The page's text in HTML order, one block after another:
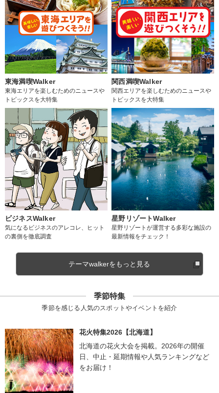
東海満喫Walker
東海エリアを楽しむためのニュースや
トピックスを大特集
関西満喫Walker
関西エリアを楽しむためのニュースや
トピックスを大特集
ビジネスWalker
気になるビジネスのアレコレ、ヒット
の裏側を徹底調査
星野リゾートWalker
星野リゾートが運営する多彩な施設の
最新情報をチェック！
テーマwalkerをもっと見る
季節特集
季節を感じる人気のスポットやイベントを紹介
花火特集2026【北海道】
北海道の花火大会を掲載。2026年の開催
日、中止・延期情報や人気ランキングなど
をお届け！